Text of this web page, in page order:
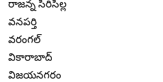
రాజన్న సిరిసిల్ల
వనపర్తి
వరంగల్
వికారాబాద్
విజయనగరం